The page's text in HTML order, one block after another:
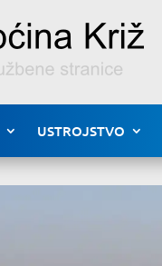
USTROJSTVO